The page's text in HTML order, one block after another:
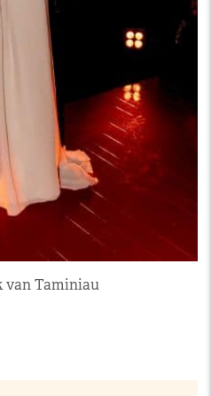
van Taminiau